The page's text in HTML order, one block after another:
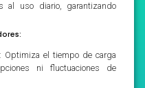
al uso diario, garantizando
Optimiza el tiempo de carga
ni fluctuaciones de